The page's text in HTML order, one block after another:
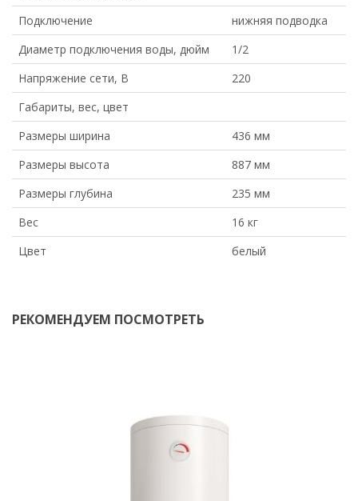
Подключение
нижняя подводка
Диаметр подключения воды, дюйм
1/2
Напряжение сети, В
220
Габариты, вес, цвет
Размеры ширина
436 мм
Размеры высота
887 мм
Размеры глубина
235 мм
Вес
16 кг
Цвет
белый
РЕКОМЕНДУЕМ ПОСМОТРЕТЬ